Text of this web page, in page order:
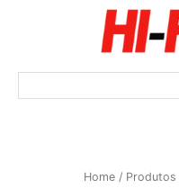
Home / Produtos